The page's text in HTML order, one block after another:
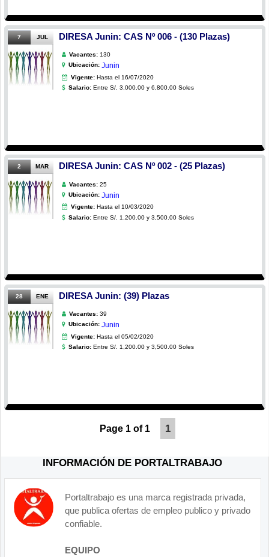
7 JUL DIRESA Junin: CAS Nº 006 - (130 Plazas)
Vacantes: 130
Ubicación: Junin
Vigente: Hasta el 16/07/2020
Salario: Entre S/. 3,000.00 y 6,800.00 Soles
2 MAR DIRESA Junin: CAS Nº 002 - (25 Plazas)
Vacantes: 25
Ubicación: Junin
Vigente: Hasta el 10/03/2020
Salario: Entre S/. 1,200.00 y 3,500.00 Soles
28 ENE DIRESA Junin: (39) Plazas
Vacantes: 39
Ubicación: Junin
Vigente: Hasta el 05/02/2020
Salario: Entre S/. 1,200.00 y 3,500.00 Soles
Page 1 of 1 1
INFORMACIÓN DE PORTALTRABAJO
Portaltrabajo es una marca registrada privada,
que publica ofertas de empleo publico y privado
confiable.
EQUIPO